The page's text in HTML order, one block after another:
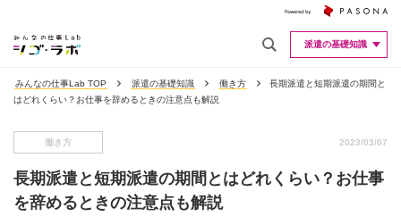
派遣の基礎知識
みんなの仕事Lab TOP 派遣の基礎知識 働き方
長期派遣と短期派遣の期間と
はどれくらい？お仕事を辞めるときの注意点も解説
働き方 2023/03/07
長期派遣と短期派遣の期間とはどれくらい？お仕事
を辞めるときの注意点も解説